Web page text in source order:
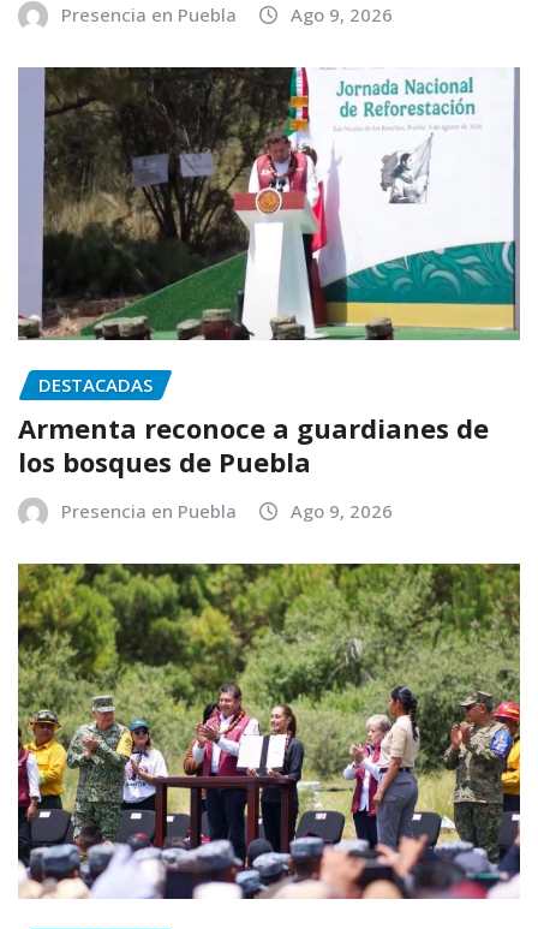
Presencia en Puebla Ago 9, 2026
DESTACADAS
Armenta reconoce a guardianes de
los bosques de Puebla
Presencia en Puebla Ago 9, 2026